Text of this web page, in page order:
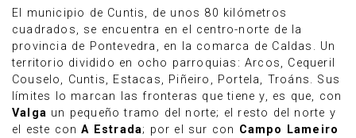
El municipio de Cuntis, de unos 80 kilómetros
cuadrados, se encuentra en el centro-norte de la
provincia de Pontevedra, en la comarca de Caldas. Un
territorio dividido en ocho parroquias: Arcos, Cequeril
Couselo, Cuntis, Estacas, Piñeiro, Portela, Troáns. Sus
límites lo marcan las fronteras que tiene y, es que, con
Valga un pequeño tramo del norte; el resto del norte y
el este conA Estrada; por el sur con Campo Lameiro